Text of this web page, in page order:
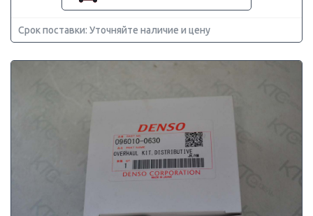
Срок поставки: Уточняйте наличие и цену